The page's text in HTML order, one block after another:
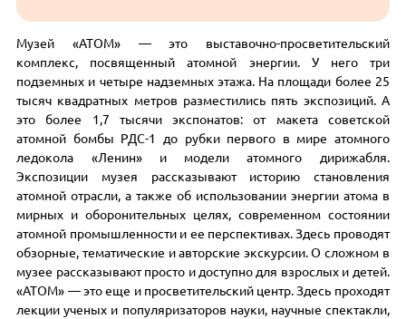
Музей «АТОМ» — это выставочно-просветительский
комплекс, посвященный атомной энергии. У него три
подземных и четыре надземных этажа. На площади более 25
тысяч квадратных метров разместились пять экспозиций. А
это более 1,7 тысячи экспонатов: от макета советской
атомной бомбы РДС-1 до рубки первого в мире атомного
ледокола «Ленин» и модели атомного дирижабля.
Экспозиции музея рассказывают историю становления
атомной отрасли, а также об использовании энергии атома в
мирных и оборонительных целях, современном состоянии
атомной промышленности и ее перспективах. Здесь проводят
обзорные, тематические и авторские экскурсии. О сложном в
музее рассказывают просто и доступно для взрослых и детей.
«АТОМ» — это еще и просветительский центр. Здесь проходят
лекции ученых и популяризаторов науки, научные спектакли,